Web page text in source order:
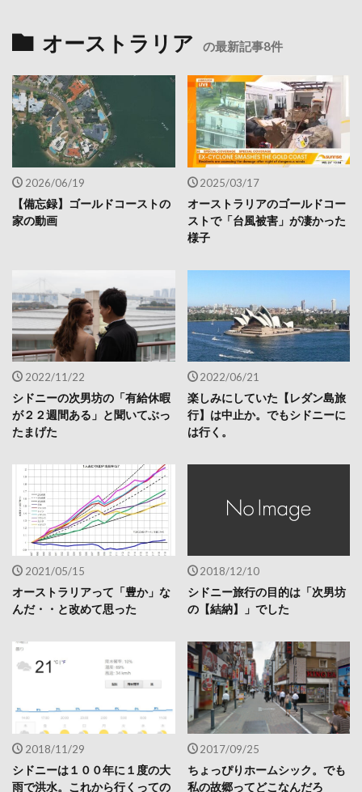
オーストラリア の最新記事8件
2026/06/19
【備忘録】ゴールドコーストの
家の動画
2025/03/17
オーストラリアのゴールドコー
ストで「台風被害」が凄かった
様子
2022/11/22
シドニーの次男坊の「有給休暇
が２２週間ある」と聞いてぶっ
たまげた
2022/06/21
楽しみにしていた【レダン島旅
行】は中止か。でもシドニーに
は行く。
2021/05/15
オーストラリアって「豊か」な
んだ・・と改めて思った
2018/12/10
シドニー旅行の目的は「次男坊
の【結納】」でした
2018/11/29
シドニーは１００年に１度の大
雨で洪水。これから行くっての
2017/09/25
ちょっぴりホームシック。でも
私の故郷ってどこなんだろ